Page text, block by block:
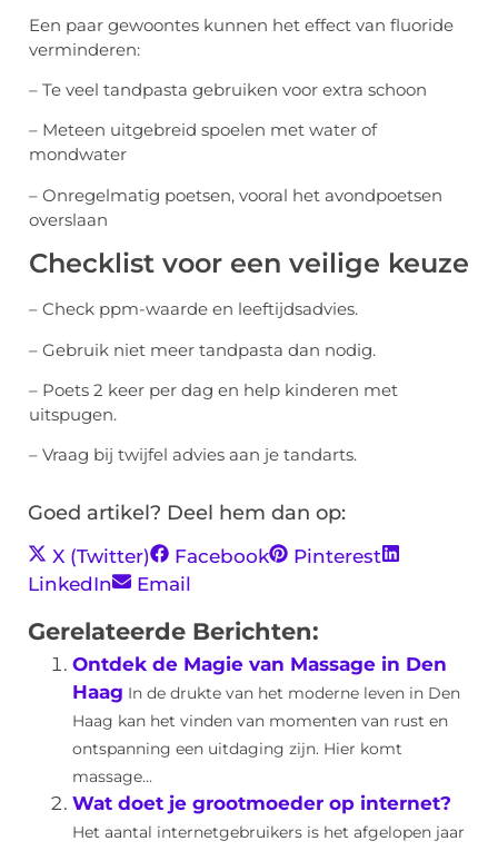
Een paar gewoontes kunnen het effect van fluoride
verminderen:
– Te veel tandpasta gebruiken voor extra schoon
– Meteen uitgebreid spoelen met water of
mondwater
– Onregelmatig poetsen, vooral het avondpoetsen
overslaan
Checklist voor een veilige keuze
– Check ppm-waarde en leeftijdsadvies.
– Gebruik niet meer tandpasta dan nodig.
– Poets 2 keer per dag en help kinderen met
uitspugen.
– Vraag bij twijfel advies aan je tandarts.
Goed artikel? Deel hem dan op:
X (Twitter) Facebook
Pinterest
LinkedIn
Email
Gerelateerde Berichten:
Ontdek de Magie van Massage in Den
Haag In de drukte van het moderne leven in Den
Haag kan het vinden van momenten van rust en
ontspanning een uitdaging zijn. Hier komt
massage...
Wat doet je grootmoeder op internet?
Het aantal internetgebruikers is het afgelopen jaar